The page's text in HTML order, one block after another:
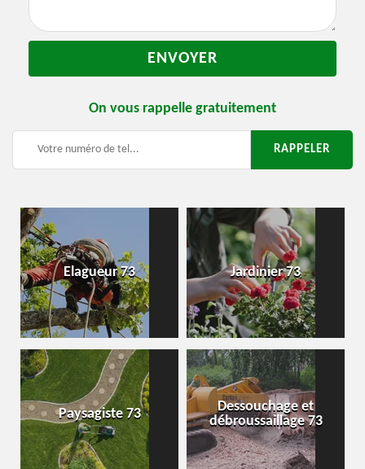
On vous rappelle gratuitement
Elagueur 73 Jardinier 73
Paysagiste 73
Dessouchage et
débroussaillage 73